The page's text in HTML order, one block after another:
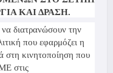
ΚΑΙ ΔΡΑΣΗ.
διατρανώσουν την
που εφαρμόζει η
στη κινητοποίηση που
στις